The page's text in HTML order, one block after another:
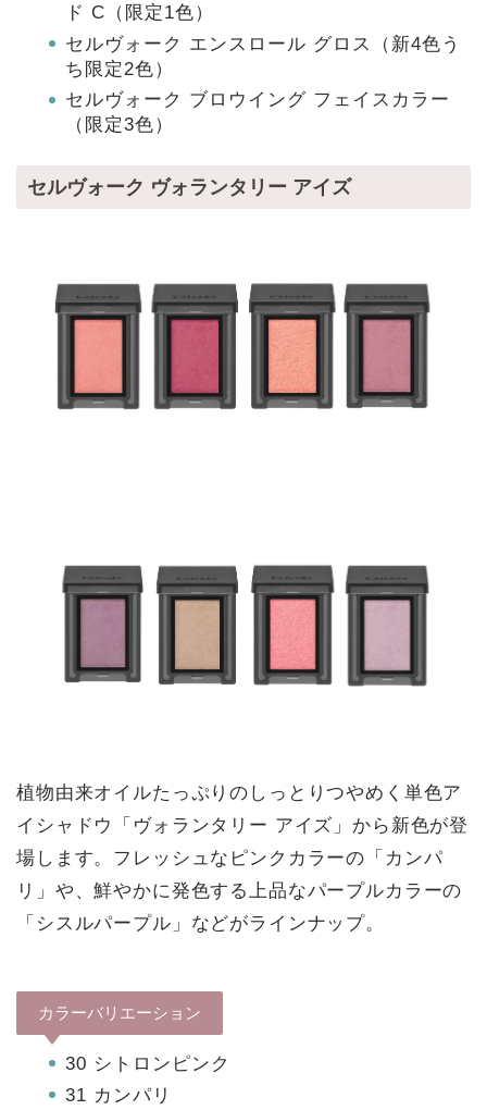
ド C（限定1色）
セルヴォーク エンスロール グロス（新4色う
ち限定2色）
セルヴォーク ブロウイング フェイスカラー
（限定3色）
セルヴォーク ヴォランタリー アイズ
植物由来オイルたっぷりのしっとりつやめく単色ア
イシャドウ「ヴォランタリー アイズ」から新色が登
場します。フレッシュなピンクカラーの「カンパ
リ」や、鮮やかに発色する上品なパープルカラーの
「シスルパープル」などがラインナップ。
カラーバリエーション
30 シトロンピンク
31 カンパリ